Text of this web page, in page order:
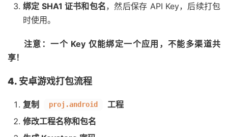
绑定 SHA1 证书和包名，然后保存 API Key，后续打包
时使用。
注意：一个 Key 仅能绑定一个应用，不能多渠道共
享！
4. 安卓游戏打包流程
复制 proj.android
工程
修改工程名称和包名